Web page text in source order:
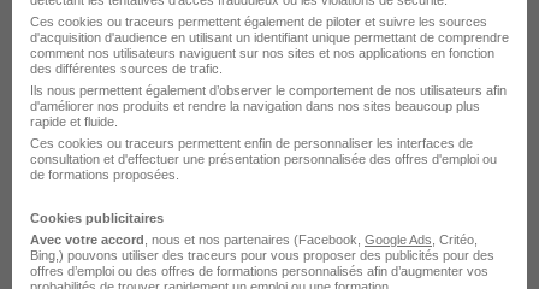
Monteur - Monteuse Audiovisuel H/F
Temporis Interim
Cette offre n’est plus disponible depuis le 19/06/26
Ces cookies ou traceurs permettent également de piloter et suivre les sources
d'acquisition d'audience en utilisant un identifiant unique permettant de comprendre
comment nos utilisateurs naviguent sur nos sites et nos applications en fonction
des différentes sources de trafic.
Ils nous permettent également d’observer le comportement de nos utilisateurs afin
d'améliorer nos produits et rendre la navigation dans nos sites beaucoup plus
rapide et fluide.
Ces cookies ou traceurs permettent enfin de personnaliser les interfaces de
consultation et d'effectuer une présentation personnalisée des offres d'emploi ou
de formations proposées.
Cookies publicitaires
Avec votre accord , nous et nos partenaires (Facebook, Google Ads , Critéo,
Bing,) pouvons utiliser des traceurs pour vous proposer des publicités pour des
offres d’emploi ou des offres de formations personnalisés afin d’augmenter vos